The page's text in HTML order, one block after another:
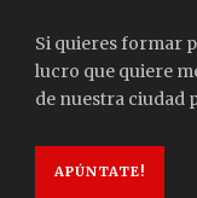
Si quieres formar
lucro que quiere
de nuestra ciudad
APÚNTATE!